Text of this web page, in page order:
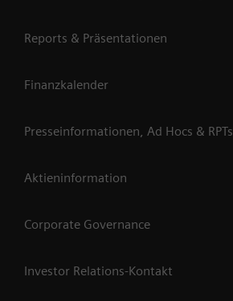
Reports & Präsentationen
Finanzkalender
Presseinformationen, Ad Hocs & RPTs
Aktieninformation
Corporate Governance
Investor Relations-Kontakt